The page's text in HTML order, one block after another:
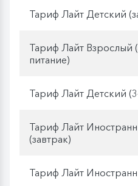
Тариф Лайт Детский
Тариф Лайт Взрослый
питание)
Тариф Лайт Детский
Тариф Лайт
(завтрак)
Тариф Лайт